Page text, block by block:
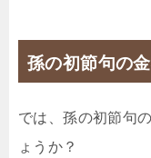
孫の初節句の
では、孫の初節句
ょうか？